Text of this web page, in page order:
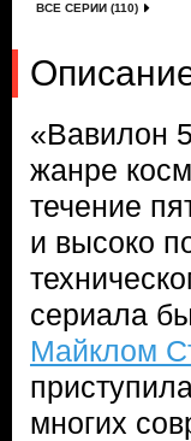
ВСЕ СЕРИИ (110)
«Вавилон
жанре
течение
и высоко
сериала
Майклом
многих